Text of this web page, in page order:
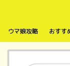
ウマ娘攻略 おすす